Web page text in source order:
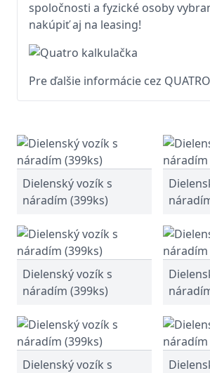
spoločnosti a fyzické osoby
nakúpiť aj na leasing!
Pre ďalšie informácie cez
Dielenský vozík s
náradím (399ks)
Dielenský vozík s
náradím (399ks)
Dielenský vozík s